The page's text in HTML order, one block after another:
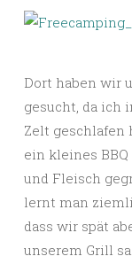
Dort haben wir
gesucht, da ich
Zelt geschlafen
ein kleines
und Fleisch
lernt man
dass wir spät
unserem Grill